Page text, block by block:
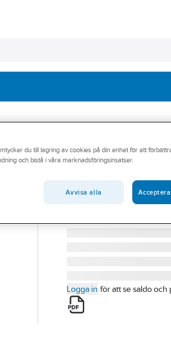
WADRA
Draglyftblock
DRAGLYFTBLOCK
Artikelnummer:
211592
236301601
Logga in för att se saldo och
du till lagring av cookies på din enhet för att
och bistå i våra marknadsföringsinsatser.
Avvisa alla